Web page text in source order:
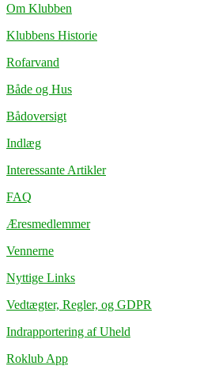
Om Klubben
Klubbens Historie
Rofarvand
Både og Hus
Bådoversigt
Indlæg
Interessante Artikler
FAQ
Æresmedlemmer
Vennerne
Nyttige Links
Vedtægter, Regler, og GDPR
Indrapportering af Uheld
Roklub App